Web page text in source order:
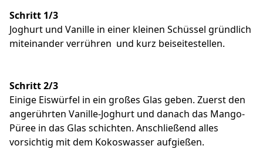
Schritt 1/3
Joghurt und Vanille in einer kleinen Schüssel gründlich
miteinander verrühren und kurz beiseitestellen.
Schritt 2/3
Einige Eiswürfel in ein großes Glas geben. Zuerst den
angerührten Vanille-Joghurt und danach das Mango-
Püree in das Glas schichten. Anschließend alles
vorsichtig mit dem Kokoswasser aufgießen.